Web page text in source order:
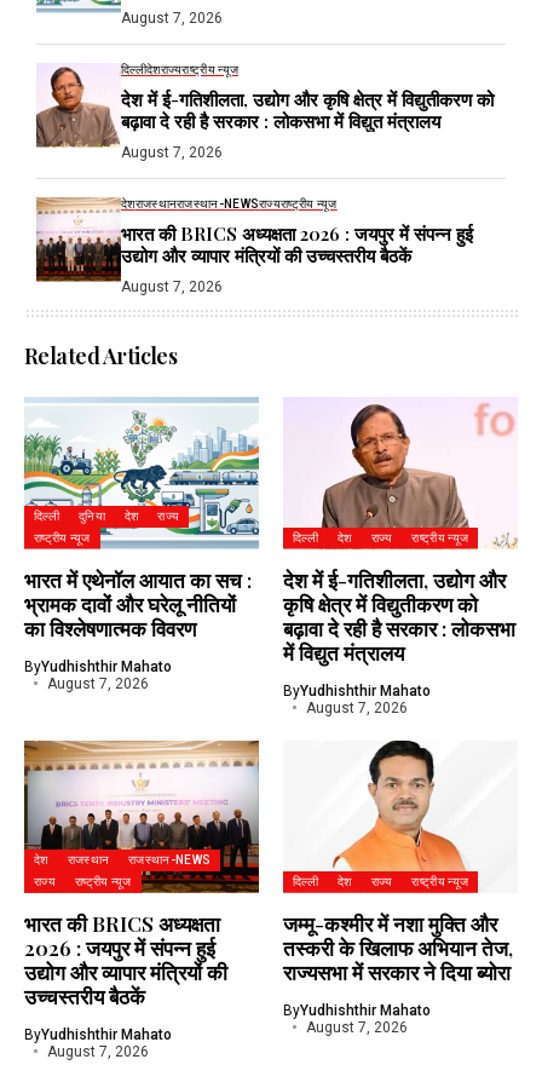
August 7, 2026
दिल्लीदेशराज्यराष्ट्रीय न्यूज
देश में ई-गतिशीलता, उद्योग और कृषि क्षेत्र में विद्युतीकरण को
बढ़ावा दे रही है सरकार : लोकसभा में विद्युत मंत्रालय
August 7, 2026
देशराजस्थानराजस्थान-NEWSराज्यराष्ट्रीय न्यूज
भारत की BRICS अध्यक्षता 2026 : जयपुर में संपन्न हुई
उद्योग और व्यापार मंत्रियों की उच्चस्तरीय बैठकें
August 7, 2026
Related Articles
दिल्ली दुनिया देश
राज्य
राष्ट्रीय न्यूज
भारत में एथेनॉल आयात का सच :
भ्रामक दावों और घरेलू नीतियों
का विश्लेषणात्मक विवरण
ByYudhishthir Mahato
August 7, 2026
दिल्ली देश राज्य राष्ट्रीय न्यूज
देश में ई-गतिशीलता, उद्योग और
कृषि क्षेत्र में विद्युतीकरण को
बढ़ावा दे रही है सरकार : लोकसभा
में विद्युत मंत्रालय
ByYudhishthir Mahato
August 7, 2026
देश राजस्थान
राजस्थान-NEWS
राज्य
राष्ट्रीय न्यूज
भारत की BRICS अध्यक्षता
2026 : जयपुर में संपन्न हुई
उद्योग और व्यापार मंत्रियों की
उच्चस्तरीय बैठकें
ByYudhishthir Mahato
August 7, 2026
दिल्ली देश राज्य राष्ट्रीय न्यूज
जम्मू-कश्मीर में नशा मुक्ति और
तस्करी के खिलाफ अभियान तेज,
राज्यसभा में सरकार ने दिया ब्योरा
ByYudhishthir Mahato
August 7, 2026